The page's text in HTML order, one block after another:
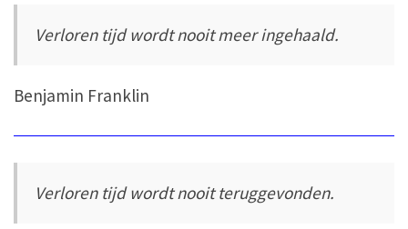
Verloren tijd wordt nooit meer ingehaald.
Benjamin Franklin
Verloren tijd wordt nooit teruggevonden.